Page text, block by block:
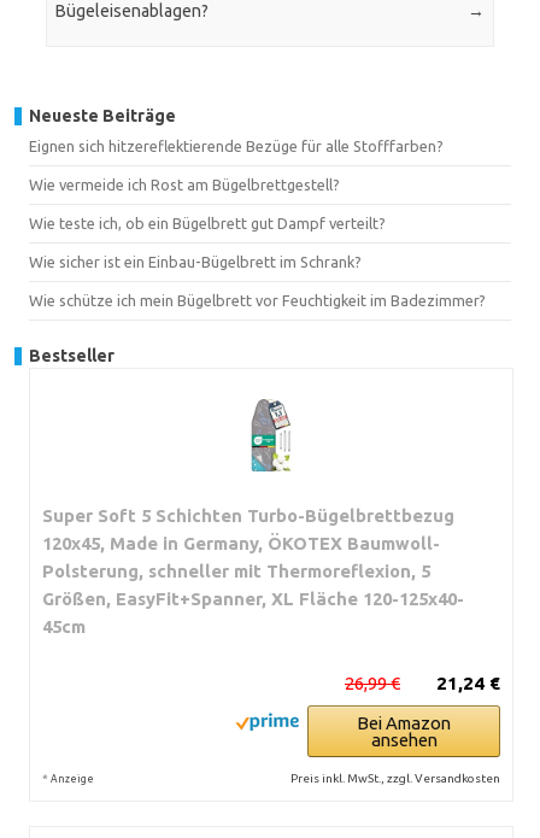
Bügeleisenablagen?
→
Neueste Beiträge
Eignen sich hitzereflektierende Bezüge für alle Stofffarben?
Wie vermeide ich Rost am Bügelbrettgestell?
Wie teste ich, ob ein Bügelbrett gut Dampf verteilt?
Wie sicher ist ein Einbau-Bügelbrett im Schrank?
Wie schütze ich mein Bügelbrett vor Feuchtigkeit im Badezimmer?
Bestseller
Super Soft 5 Schichten Turbo-Bügelbrettbezug
120x45, Made in Germany, ÖKOTEX Baumwoll-
Polsterung, schneller mit Thermoreflexion, 5
Größen, EasyFit+Spanner, XL Fläche 120-125x40-
45cm
21,24 €
26,99 €
Bei Amazon
ansehen
* Anzeige Preis inkl. MwSt., zzgl. Versandkosten